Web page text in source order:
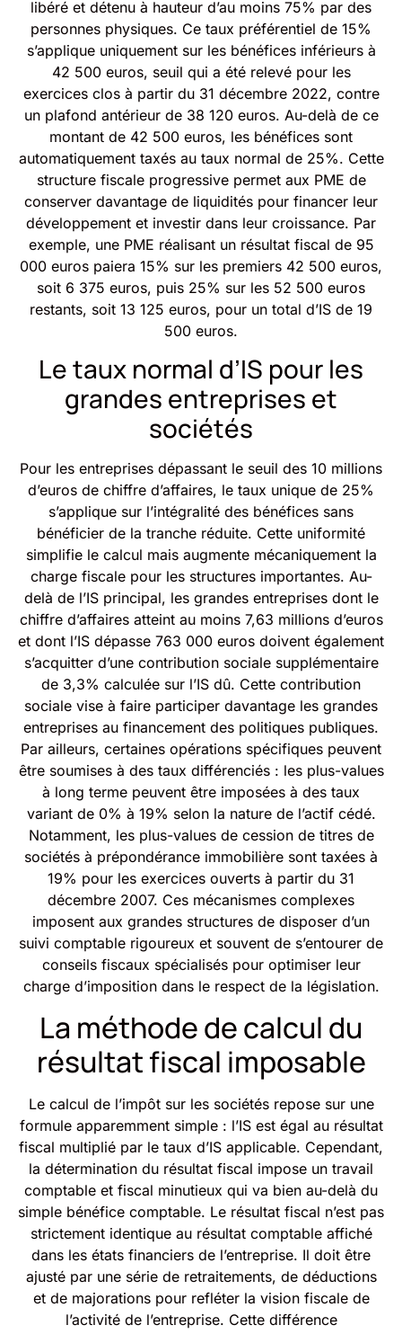
libéré et détenu à hauteur d’au moins 75% par des
personnes physiques. Ce taux préférentiel de 15%
s’applique uniquement sur les bénéfices inférieurs à
42 500 euros, seuil qui a été relevé pour les
exercices clos à partir du 31 décembre 2022, contre
un plafond antérieur de 38 120 euros. Au-delà de ce
montant de 42 500 euros, les bénéfices sont
automatiquement taxés au taux normal de 25%. Cette
structure fiscale progressive permet aux PME de
conserver davantage de liquidités pour financer leur
développement et investir dans leur croissance. Par
exemple, une PME réalisant un résultat fiscal de 95
000 euros paiera 15% sur les premiers 42 500 euros,
soit 6 375 euros, puis 25% sur les 52 500 euros
restants, soit 13 125 euros, pour un total d’IS de 19
500 euros.
Le taux normal d’IS pour les
grandes entreprises et
sociétés
Pour les entreprises dépassant le seuil des 10 millions
d’euros de chiffre d’affaires, le taux unique de 25%
s’applique sur l’intégralité des bénéfices sans
bénéficier de la tranche réduite. Cette uniformité
simplifie le calcul mais augmente mécaniquement la
charge fiscale pour les structures importantes. Au-
delà de l’IS principal, les grandes entreprises dont le
chiffre d’affaires atteint au moins 7,63 millions d’euros
et dont l’IS dépasse 763 000 euros doivent également
s’acquitter d’une contribution sociale supplémentaire
de 3,3% calculée sur l’IS dû. Cette contribution
sociale vise à faire participer davantage les grandes
entreprises au financement des politiques publiques.
Par ailleurs, certaines opérations spécifiques peuvent
être soumises à des taux différenciés : les plus-values
à long terme peuvent être imposées à des taux
variant de 0% à 19% selon la nature de l’actif cédé.
Notamment, les plus-values de cession de titres de
sociétés à prépondérance immobilière sont taxées à
19% pour les exercices ouverts à partir du 31
décembre 2007. Ces mécanismes complexes
imposent aux grandes structures de disposer d’un
suivi comptable rigoureux et souvent de s’entourer de
conseils fiscaux spécialisés pour optimiser leur
charge d’imposition dans le respect de la législation.
La méthode de calcul du
résultat fiscal imposable
Le calcul de l’impôt sur les sociétés repose sur une
formule apparemment simple : l’IS est égal au résultat
fiscal multiplié par le taux d’IS applicable. Cependant,
la détermination du résultat fiscal impose un travail
comptable et fiscal minutieux qui va bien au-delà du
simple bénéfice comptable. Le résultat fiscal n’est pas
strictement identique au résultat comptable affiché
dans les états financiers de l’entreprise. Il doit être
ajusté par une série de retraitements, de déductions
et de majorations pour refléter la vision fiscale de
l’activité de l’entreprise. Cette différence